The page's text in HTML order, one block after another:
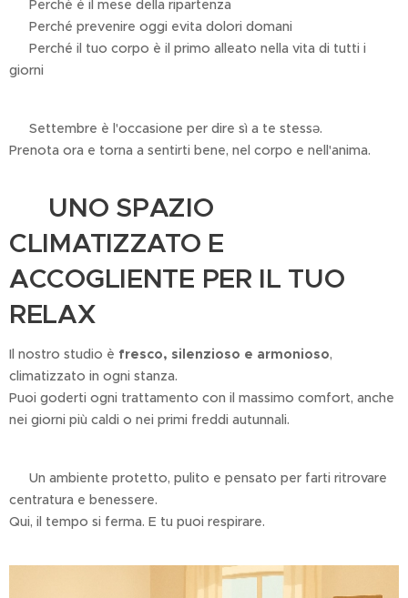
✔ Perché è il mese della ripartenza
✔ Perché prevenire oggi evita dolori domani
✔ Perché il tuo corpo è il primo alleato nella vita di tutti i
giorni
📅 Settembre è l'occasione per dire sì a te stessə.
Prenota ora e torna a sentirti bene, nel corpo e nell'anima.
🧘 UNO SPAZIO
CLIMATIZZATO E
ACCOGLIENTE PER IL TUO
RELAX
Il nostro studio è fresco, silenzioso e armonioso,
climatizzato in ogni stanza.
Puoi goderti ogni trattamento con il massimo comfort, anche
nei giorni più caldi o nei primi freddi autunnali.
🌬️ Un ambiente protetto, pulito e pensato per farti ritrovare
centratura e benessere.
Qui, il tempo si ferma. E tu puoi respirare.